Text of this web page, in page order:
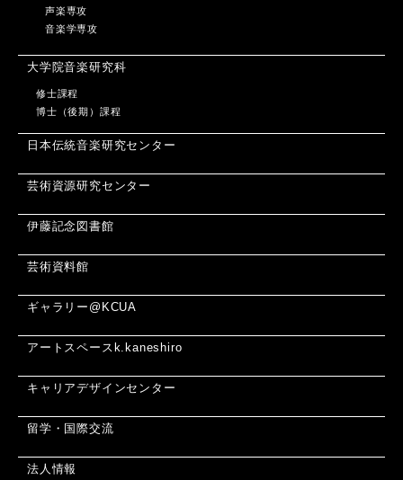
声楽専攻
音楽学専攻
大学院音楽研究科
修士課程
博士（後期）課程
日本伝統音楽研究センター
芸術資源研究センター
伊藤記念図書館
芸術資料館
ギャラリー@KCUA
アートスペースk.kaneshiro
キャリアデザインセンター
留学・国際交流
法人情報